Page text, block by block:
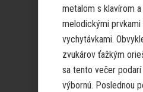
metalom s klavírom a
melodickými
vychytávkami.
zvukárov ťažkým
sa tento večer
výbornú. Poslednou